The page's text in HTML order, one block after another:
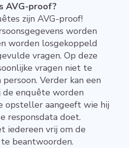
AVG-proof?
zijn AVG-proof!
worden
worden losgekoppeld
vragen. Op deze
vragen niet te
Verder kan een
de enquête worden
opsteller aangeeft wie hij
responsdata doet.
iedereen vrij om de
beantwoorden.